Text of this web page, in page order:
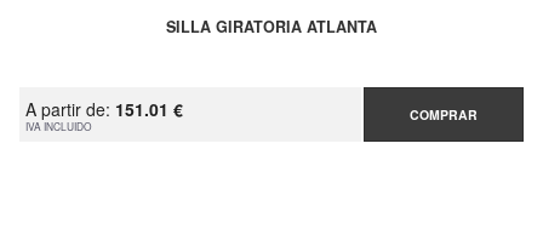
SILLA GIRATORIA ATLANTA
A partir de: 151.01 €
IVA INCLUIDO
COMPRAR